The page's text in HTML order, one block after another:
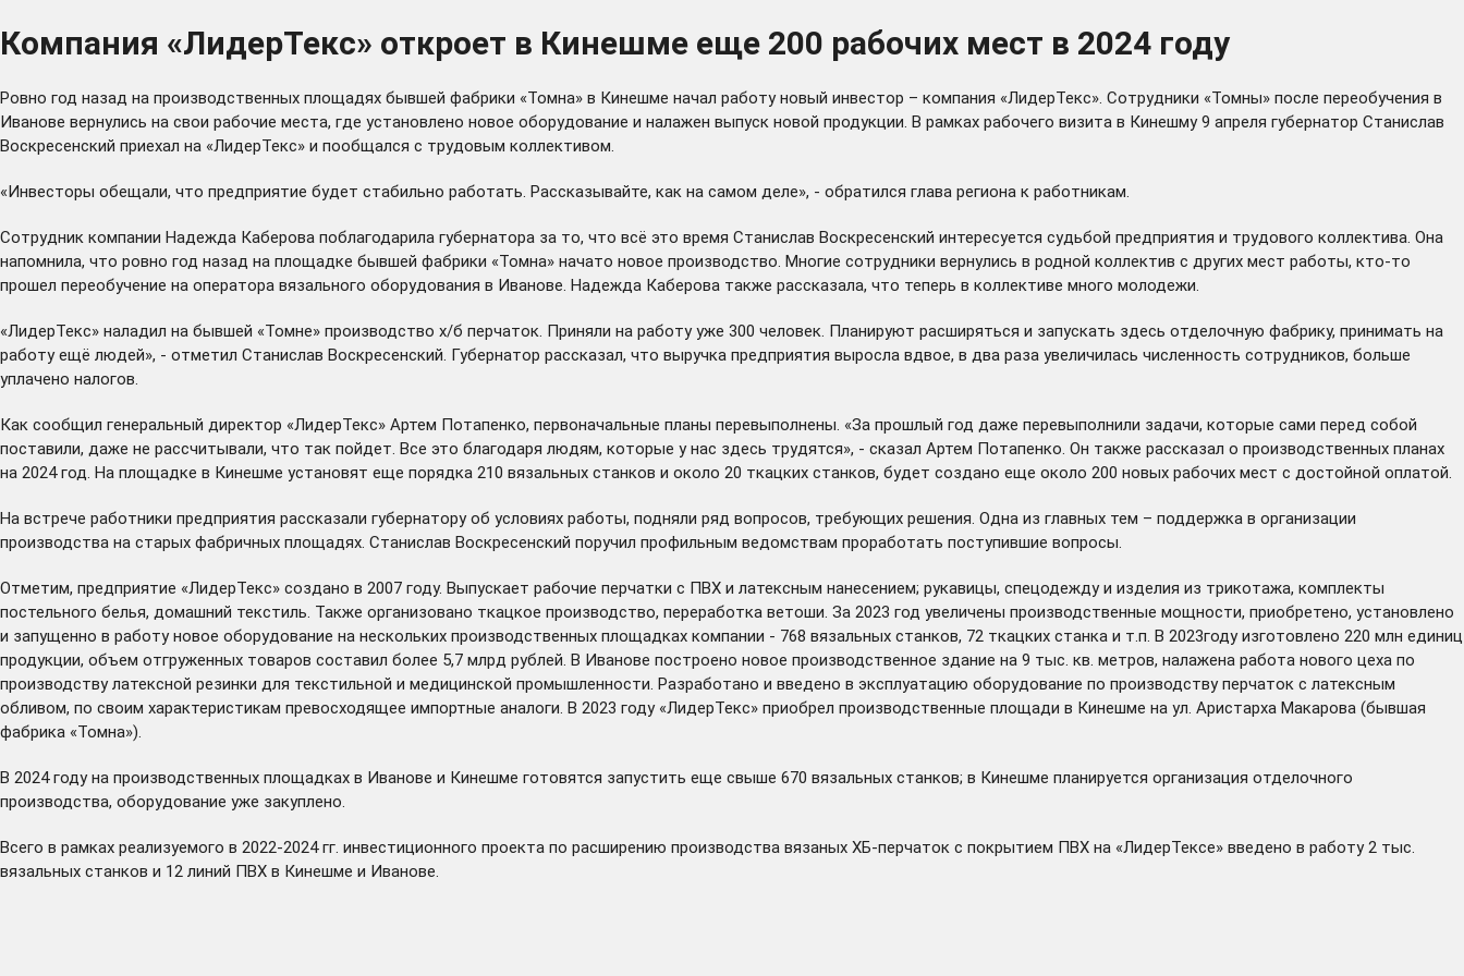
Компания «ЛидерТекс» откроет в Кинешме еще 200 рабочих мест в 2024 году
Ровно год назад на производственных площадях бывшей фабрики «Томна» в Кинешме начал работу новый инвестор – компания «ЛидерТекс». Сотрудники «Томны» после переобучения в
Иванове вернулись на свои рабочие места, где установлено новое оборудование и налажен выпуск новой продукции. В рамках рабочего визита в Кинешму 9 апреля губернатор Станислав
Воскресенский приехал на «ЛидерТекс» и пообщался с трудовым коллективом.
«Инвесторы обещали, что предприятие будет стабильно работать. Рассказывайте, как на самом деле», - обратился глава региона к работникам.
Сотрудник компании Надежда Каберова поблагодарила губернатора за то, что всё это время Станислав Воскресенский интересуется судьбой предприятия и трудового коллектива. Она
напомнила, что ровно год назад на площадке бывшей фабрики «Томна» начато новое производство. Многие сотрудники вернулись в родной коллектив с других мест работы, кто-то
прошел переобучение на оператора вязального оборудования в Иванове. Надежда Каберова также рассказала, что теперь в коллективе много молодежи.
«ЛидерТекс» наладил на бывшей «Томне» производство х/б перчаток. Приняли на работу уже 300 человек. Планируют расширяться и запускать здесь отделочную фабрику, принимать на
работу ещё людей», - отметил Станислав Воскресенский. Губернатор рассказал, что выручка предприятия выросла вдвое, в два раза увеличилась численность сотрудников, больше
уплачено налогов.
Как сообщил генеральный директор «ЛидерТекс» Артем Потапенко, первоначальные планы перевыполнены. «За прошлый год даже перевыполнили задачи, которые сами перед собой
поставили, даже не рассчитывали, что так пойдет. Все это благодаря людям, которые у нас здесь трудятся», - сказал Артем Потапенко. Он также рассказал о производственных планах
на 2024 год. На площадке в Кинешме установят еще порядка 210 вязальных станков и около 20 ткацких станков, будет создано еще около 200 новых рабочих мест с достойной оплатой.
На встрече работники предприятия рассказали губернатору об условиях работы, подняли ряд вопросов, требующих решения. Одна из главных тем – поддержка в организации
производства на старых фабричных площадях. Станислав Воскресенский поручил профильным ведомствам проработать поступившие вопросы.
Отметим, предприятие «ЛидерТекс» создано в 2007 году. Выпускает рабочие перчатки с ПВХ и латексным нанесением; рукавицы, спецодежду и изделия из трикотажа, комплекты
постельного белья, домашний текстиль. Также организовано ткацкое производство, переработка ветоши. За 2023 год увеличены производственные мощности, приобретено, установлено
и запущенно в работу новое оборудование на нескольких производственных площадках компании - 768 вязальных станков, 72 ткацких станка и т.п. В 2023году изготовлено 220 млн единиц
продукции, объем отгруженных товаров составил более 5,7 млрд рублей. В Иванове построено новое производственное здание на 9 тыс. кв. метров, налажена работа нового цеха по
производству латексной резинки для текстильной и медицинской промышленности. Разработано и введено в эксплуатацию оборудование по производству перчаток с латексным
обливом, по своим характеристикам превосходящее импортные аналоги. В 2023 году «ЛидерТекс» приобрел производственные площади в Кинешме на ул. Аристарха Макарова (бывшая
фабрика «Томна»).
В 2024 году на производственных площадках в Иванове и Кинешме готовятся запустить еще свыше 670 вязальных станков; в Кинешме планируется организация отделочного
производства, оборудование уже закуплено.
Всего в рамках реализуемого в 2022-2024 гг. инвестиционного проекта по расширению производства вязаных ХБ-перчаток с покрытием ПВХ на «ЛидерТексе» введено в работу 2 тыс.
вязальных станков и 12 линий ПВХ в Кинешме и Иванове.